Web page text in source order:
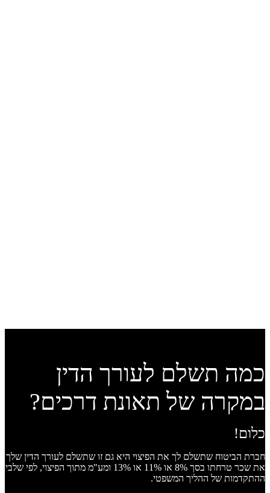
כמה תשלם לעורך הדין
במקרה של תאונת דרכים?
כלום!
חברת הביטוח שתשלם לך את הפיצוי היא גם זו שתשלם לעורך הדין שלך
את שכר טרחתו בסך 8% או 11% או 13% ומע"מ מתוך הפיצוי, לפי שלבי
ההתקדמות של ההליך המשפטי.